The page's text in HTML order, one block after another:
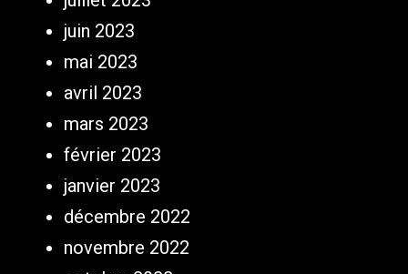
juin 2023
mai 2023
avril 2023
mars 2023
février 2023
janvier 2023
décembre 2022
novembre 2022